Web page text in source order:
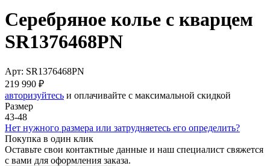
Серебряное колье с кварцем
SR1376468PN
Арт: SR1376468PN
219 990 ₽
авторизуйтесь и оплачивайте с максимальной скидкой
Размер
43-48
Нет нужного размера или затрудняетесь его определить?
Покупка в один клик
Оставьте свои контактные данные и наш специалист свяжется
с вами для оформления заказа.